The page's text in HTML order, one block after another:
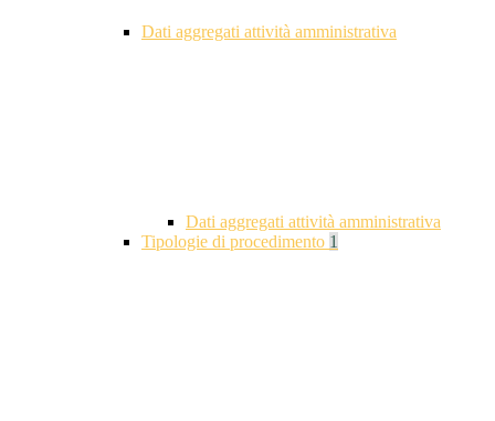
Dati aggregati attività amministrativa
Dati aggregati attività amministrativa
Tipologie di procedimento 1